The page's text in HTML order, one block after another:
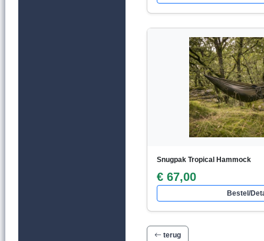
Snugpak Tropical Hammock
€ 67,00
Bestel/
terug